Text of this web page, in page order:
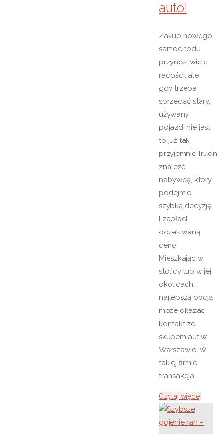
auto!
Zakup nowego
samochodu
przynosi wiele
radości, ale
gdy trzeba
sprzedać stary,
używany
pojazd, nie jest
to już tak
znaleźć
nabywcę, który
podejmie
szybką decyzję
i zapłaci
oczekiwaną
cenę.
Mieszkając w
stolicy lub w jej
okolicach,
najlepszą opcją
może okazać
kontakt ze
skupem aut w
Warszawie. W
takiej firmie
transakcja …
Czytaj więcej
w